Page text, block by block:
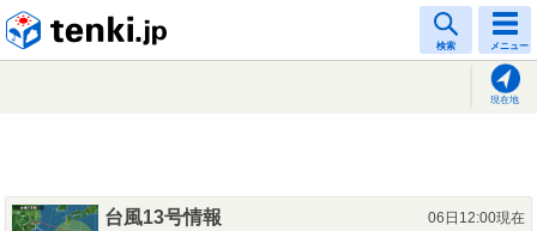
検索 メニュー
現在地
台風13号情報
06日12:00現在